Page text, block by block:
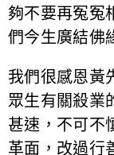
夠不要再冤冤
們今生廣結佛
我們很感恩黃
眾生有關殺業
甚速，不可不
革面，改過行